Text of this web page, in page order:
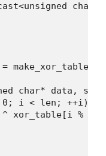
make_xor_table();
char* data,
i < len; ++i) {
xor_table[i %